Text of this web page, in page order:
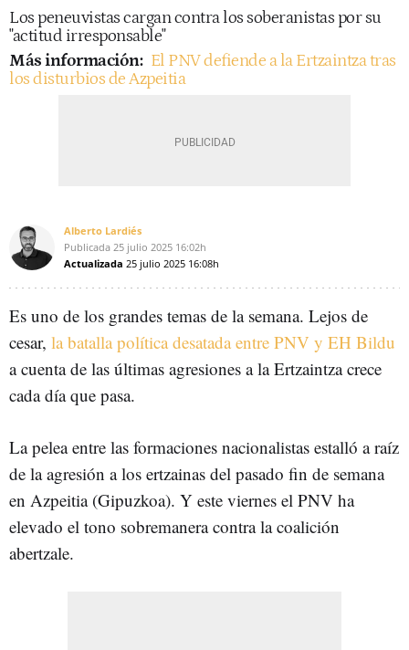
Los peneuvistas cargan contra los soberanistas por su
"actitud irresponsable"
Más información: El PNV defiende a la Ertzaintza tras
los disturbios de Azpeitia
Alberto Lardiés
Publicada 25 julio 2025 16:02h
Actualizada 25 julio 2025 16:08h
Es uno de los grandes temas de la semana. Lejos de
cesar, la batalla política desatada entre PNV y EH Bildu
a cuenta de las últimas agresiones a la Ertzaintza crece
cada día que pasa.
La pelea entre las formaciones nacionalistas estalló a raíz
de la agresión a los ertzainas del pasado fin de semana
en Azpeitia (Gipuzkoa). Y este viernes el PNV ha
elevado el tono sobremanera contra la coalición
abertzale.